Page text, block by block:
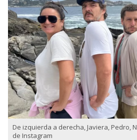
De izquierda a derecha, Javiera, Pedro,
de Instagram